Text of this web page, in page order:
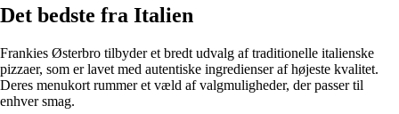
Det bedste fra Italien
Frankies Østerbro tilbyder et bredt udvalg af traditionelle italienske
pizzaer, som er lavet med autentiske ingredienser af højeste kvalitet.
Deres menukort rummer et væld af valgmuligheder, der passer til
enhver smag.